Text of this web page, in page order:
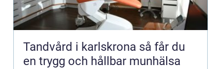
Tandvård i karlskrona så får du
en trygg och hållbar munhälsa